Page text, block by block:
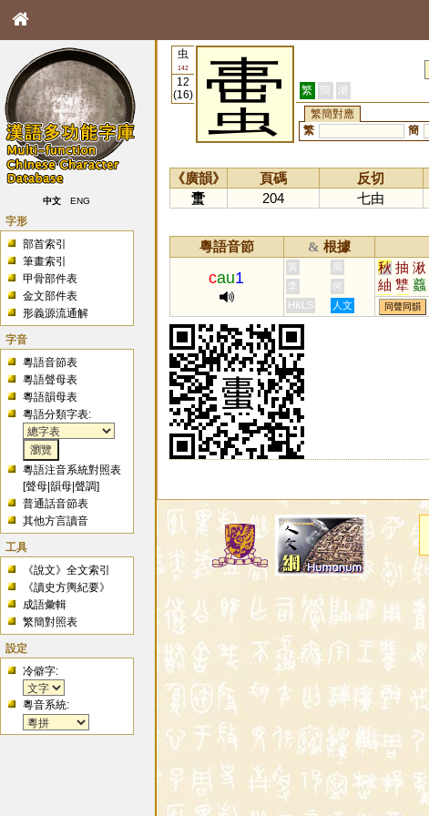
中文 ENG
字形
部首索引
筆畫索引
甲骨部件表
金文部件表
形義源流通解
字音
粵語音節表
粵語聲母表
粵語韻母表
粵語分類字表:
粵語注音系統對照表
[聲母 |韻母 |聲調]
普通話音節表
其他方言讀音
工具
《說文》全文索引
《讀史方輿紀要》
成語彙輯
繁簡對照表
設定
冷僻字:
粵音系統:
虫
142
12
(16)
蟗 繁 簡 港
繁簡對應
繁
簡
《廣韻》 頁碼 反切
蟗
204 七由
粵語音節 & 根據
cau1
黃 周 秋 抽 湫
紬 犨 蠤
瘳 婤 鶖
李
何
HKLS
人文 同聲同韻